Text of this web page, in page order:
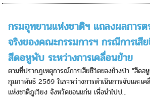
กรมอุทยานแห่งชาติฯ แถลงผลการต
จริงของคณะกรรมการฯ​ กรณีการเสี
สีดอหูพับ ระหว่างการเคลื่อนย้าย​
ตามที่ปรากฏเหตุการณ์การเสียชีวิตของช้างป่า "สีด
กุมภาพันธ์ 2569 ในระหว่างการดำเนินการจับและเ
แห่งชาติภูเวียง จังหวัดขอนแก่น เพื่อนำไปป...